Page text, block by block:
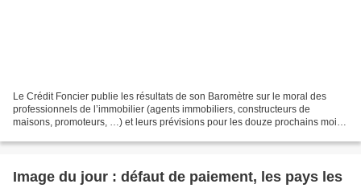
Le Crédit Foncier publie les résultats de son Baromètre sur le moral des
professionnels de l’immobilier (agents immobiliers, constructeurs de
maisons, promoteurs, …) et leurs prévisions pour les douze prochains mois.
Image du jour : défaut de paiement, les pays les